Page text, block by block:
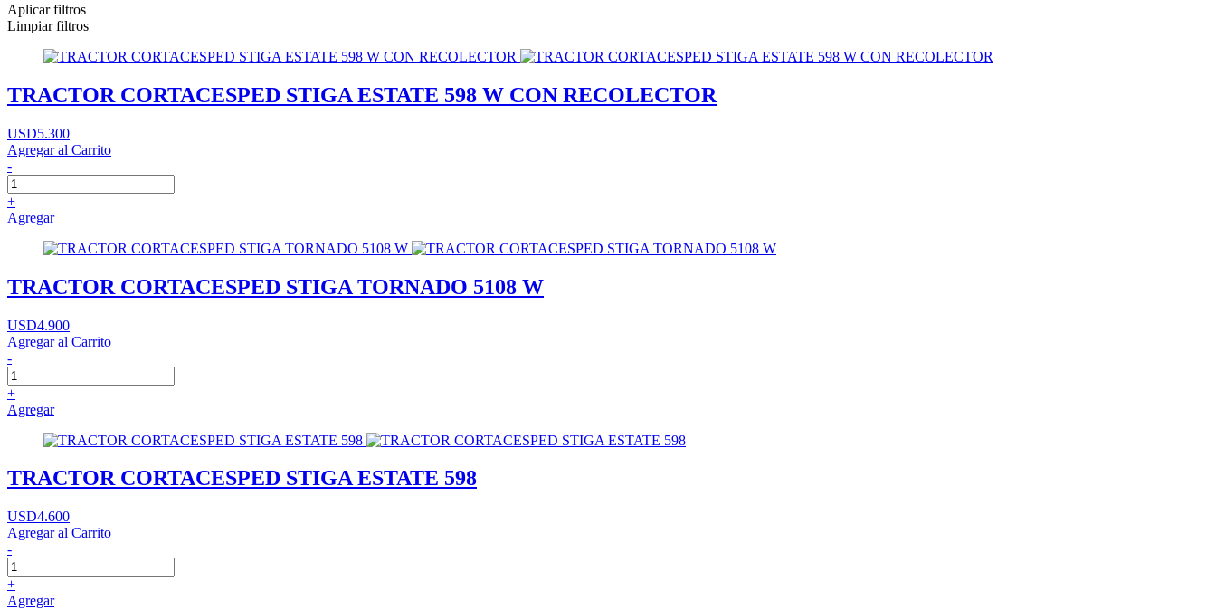
Aplicar filtros
Limpiar filtros
TRACTOR CORTACESPED STIGA ESTATE 598 W CON RECOLECTOR
USD5.300
Agregar al Carrito
-
+
Agregar
TRACTOR CORTACESPED STIGA TORNADO 5108 W
USD4.900
Agregar al Carrito
-
+
Agregar
TRACTOR CORTACESPED STIGA ESTATE 598
USD4.600
Agregar al Carrito
-
+
Agregar